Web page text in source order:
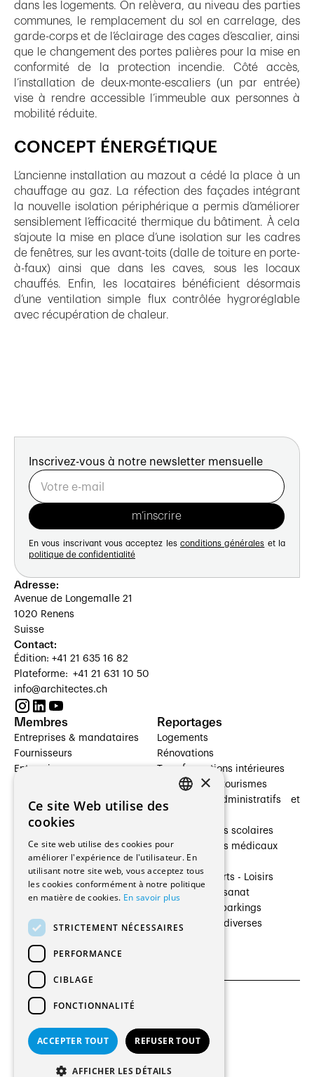
dans les logements. On relèvera, au niveau des parties
communes, le remplacement du sol en carrelage, des
garde-corps et de l’éclairage des cages d’escalier, ainsi
que le changement des portes palières pour la mise en
conformité de la protection incendie. Côté accès,
l’installation de deux-monte-escaliers (un par entrée)
vise à rendre accessible l’immeuble aux personnes à
mobilité réduite.
CONCEPT ÉNERGÉTIQUE
L’ancienne installation au mazout a cédé la place à un
chauffage au gaz. La réfection des façades intégrant
la nouvelle isolation périphérique a permis d’améliorer
sensiblement l’efficacité thermique du bâtiment. À cela
s’ajoute la mise en place d’une isolation sur les cadres
de fenêtres, sur les avant-toits (dalle de toiture en porte-
à-faux) ainsi que dans les caves, sous les locaux
chauffés. Enfin, les locataires bénéficient désormais
d’une ventilation simple flux contrôlée hygroréglable
avec récupération de chaleur.
Inscrivez-vous à notre newsletter mensuelle
En vous inscrivant vous acceptez les conditions générales et la
politique de confidentialité
Adresse:
Avenue de Longemalle 21
1020 Renens
Suisse
Contact:
Édition: +41 21 635 16 82
Plateforme: +41 21 631 10 50
info@architectes.ch
Membres
Entreprises & mandataires
Fournisseurs
Entreprises
Architectes paysagistes
Architectes d'intérieur
Entreprises générales
Ingénieurs et mandataires
Fabricants / Fournisseurs
Régies immobilières
Gestion PPE
Reportages
Logements
Rénovations
Transformations intérieures
Hôtelleries et tourismes
Bâtiments administratifs et
Établissements scolaires
Établissements médicaux
Villas
Cultures - Sports - Loisirs
Industrie - Artisanat
Transports et parkings
Constructions diverses
© 2026 Tous droits réservés
CGU et Politique de confidentialités
×
Ce site Web utilise des
cookies
Ce site web utilise des cookies pour
améliorer l'expérience de l'utilisateur. En
utilisant notre site web, vous acceptez tous
les cookies conformément à notre politique
en matière de cookies. En savoir plus
STRICTEMENT NÉCESSAIRES
PERFORMANCE
CIBLAGE
FONCTIONNALITÉ
ACCEPTER TOUT REFUSER TOUT
AFFICHER LES DÉTAILS